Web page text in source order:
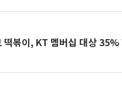
떡볶이, KT 멤버십 대상 35%